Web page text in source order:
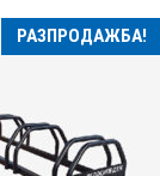
РАЗПРОДАЖБА!